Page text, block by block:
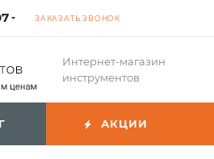
ЗАКАЗАТЬ ЗВОНОК
Интернет-магазин
инструментов
АКЦИИ